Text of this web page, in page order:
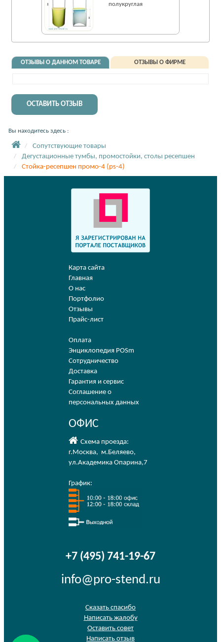
полукруглая
ОТЗЫВЫ О ДАННОМ ТОВАРЕ ОТЗЫВЫ О ФИРМЕ
ОСТАВИТЬ ОТЗЫВ
Вы находитесь здесь :
Сопутствующие товары
Дегустационные тумбы, промостойки, столы ресепшен
Стойка-ресепшен промо-4 (ps-4)
Карта сайта
Главная
О нас
Портфолио
Отзывы
Прайс-лист
Оплата
Энциклопедия POSm
Сотрудничество
Доставка
Гарантия и сервис
Соглашение о
персональных данных
ОФИС
Схема проезда:
г.Москва, м.Беляево,
ул.Академика Опарина,7
График:
+7 (495) 741-19-67
info@pro-stend.ru
Сказать спасибо
Написать жалобу
Оставить совет
Написать отзыв